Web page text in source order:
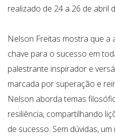
realizado de 24 a 26 de abril
Nelson Freitas mostra que a
chave para o sucesso em
palestrante inspirador e
marcada por superação e
Nelson aborda temas
resiliência, compartilhando
de sucesso. Sem dúvidas,